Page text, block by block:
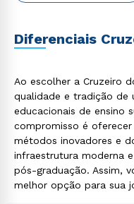
Diferenciais
Ao escolher a Cruzeiro
qualidade e tradição de
educacionais de ensino
compromisso é
métodos inovadores e
infraestrutura moderna
pós-graduação. Assim,
melhor opção para sua
Rápido e fácil
WhatsApp